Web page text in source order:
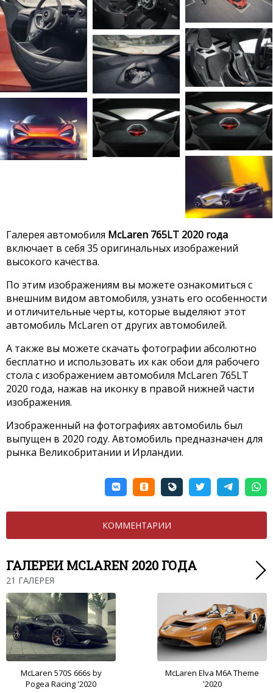
Галерея автомобиля McLaren 765LT 2020 года
включает в себя 35 оригинальных изображений
высокого качества.
По этим изображениям вы можете ознакомиться с
внешним видом автомобиля, узнать его особенности
и отличительные черты, которые выделяют этот
автомобиль McLaren от других автомобилей.
А также вы можете скачать фотографии абсолютно
бесплатно и использовать их как обои для рабочего
стола с изображением автомобиля McLaren 765LT
2020 года, нажав на иконку в правой нижней части
изображения.
Изображенный на фотографиях автомобиль был
выпущен в 2020 году. Автомобиль предназначен для
рынка Великобритании и Ирландии.
КОММЕНТАРИИ
ГАЛЕРЕИ MCLAREN 2020 ГОДА
21 ГАЛЕРЕЯ
McLaren 570S 666s by
Pogea Racing '2020
McLaren Elva M6A Theme
'2020